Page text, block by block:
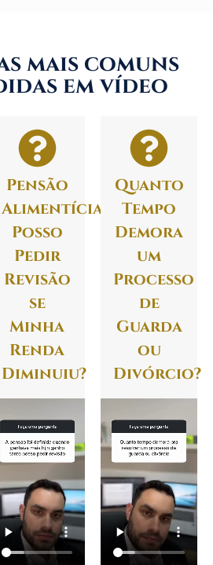
mais comuns
em vídeo
Pensão
Alimentícia:
Posso
Pedir
Revisão
se
Minha
Renda
Diminuiu?
Quanto
Tempo
Demora
um
Processo
de
Guarda
ou
Divórcio?